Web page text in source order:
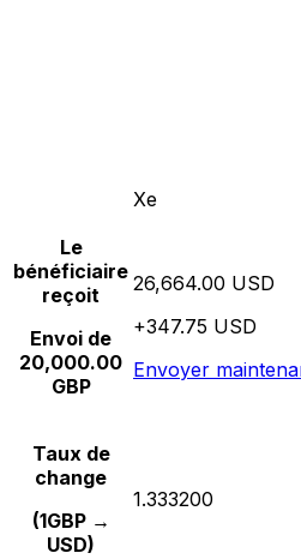
Xe
Le
bénéficiaire
reçoit
Envoi de
20,000.00
GBP
26,664.00 USD
+347.75 USD
Envoyer
Taux de
change
(1GBP →
USD)
1.333200